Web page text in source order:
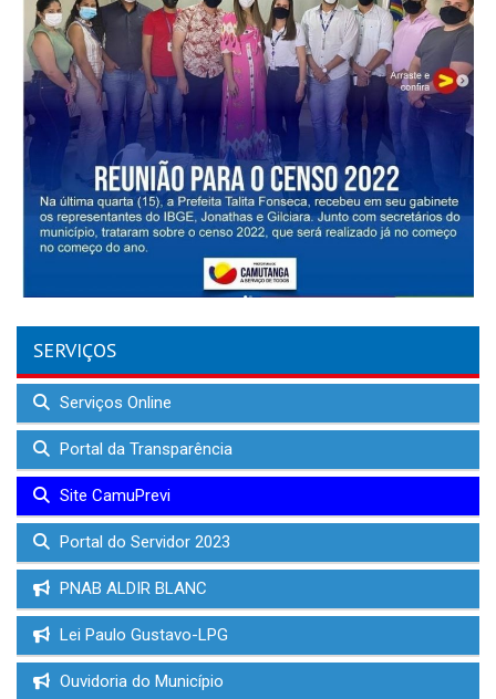
SERVIÇOS
Serviços Online
Portal da Transparência
Site CamuPrevi
Portal do Servidor 2023
PNAB ALDIR BLANC
Lei Paulo Gustavo-LPG
Ouvidoria do Município